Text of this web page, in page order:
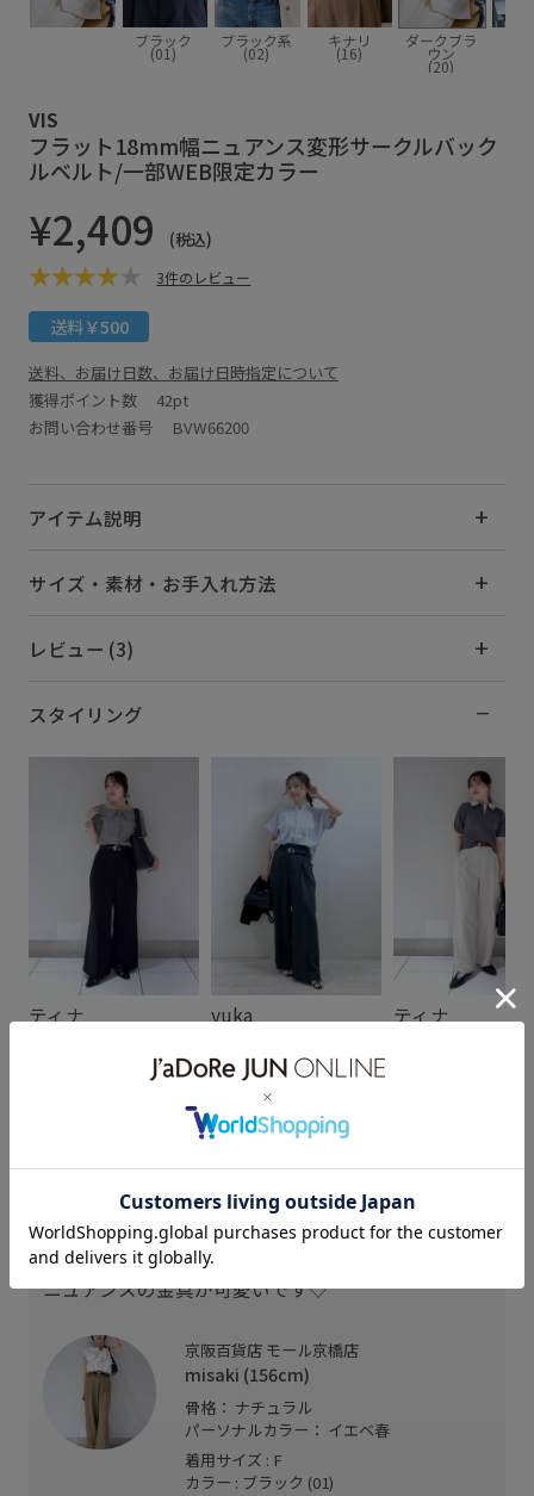
ブラック
(01)
ブラック系
(02)
キナリ
(16)
ダークブラ
ウン
(20)
VIS
フラット18mm幅ニュアンス変形サークルバック
ルベルト/一部WEB限定カラー
¥2,409 (税込)
3件のレビュー
送料￥500
送料、お届け日数、お届け日時指定について
獲得ポイント数 42pt
お問い合わせ番号 BVW66200
アイテム説明
サイズ・素材・お手入れ方法
レビュー (3)
スタイリング
ティナ yuka ティナ
スタッフレビュー
細すぎず太すぎないため幅広いコーディネートで活
躍しそうです◎
ニュアンスの金具が可愛いです♡
京阪百貨店 モール京橋店
misaki (156cm)
骨格： ナチュラル
パーソナルカラー： イエベ春
着用サイズ : F
カラー : ブラック (01)